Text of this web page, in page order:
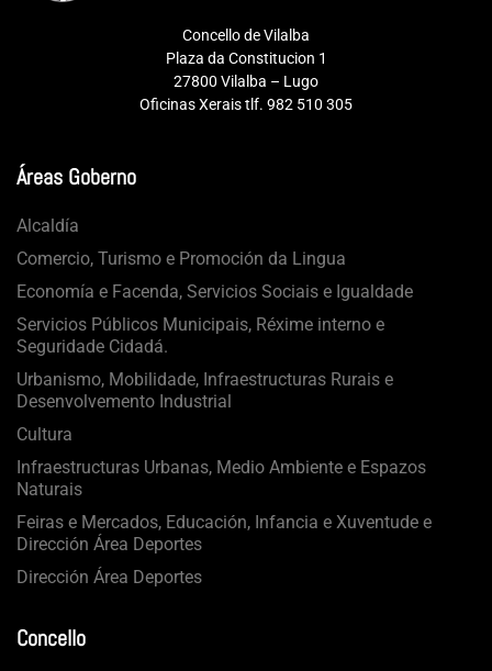
Concello de Vilalba
Plaza da Constitucion 1
27800 Vilalba – Lugo
Oficinas Xerais tlf. 982 510 305
Áreas Goberno
Alcaldía
Comercio, Turismo e Promoción da Lingua
Economía e Facenda, Servicios Sociais e Igualdade
Servicios Públicos Municipais, Réxime interno e
Seguridade Cidadá.
Urbanismo, Mobilidade, Infraestructuras Rurais e
Desenvolvemento Industrial
Cultura
Infraestructuras Urbanas, Medio Ambiente e Espazos
Naturais
Feiras e Mercados, Educación, Infancia e Xuventude e
Dirección Área Deportes
Dirección Área Deportes
Concello